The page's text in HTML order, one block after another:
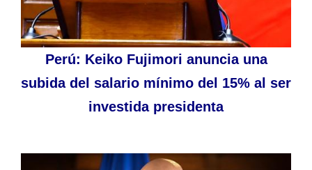
Perú: Keiko Fujimori anuncia una
subida del salario mínimo del 15% al ser
investida presidenta